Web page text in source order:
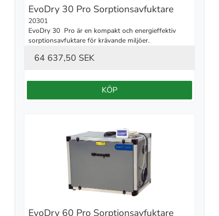
EvoDry 30 Pro Sorptionsavfuktare
20301
EvoDry 30  Pro är en kompakt och energieffektiv
sorptionsavfuktare för krävande miljöer.
64 637,50 SEK
KÖP
EvoDry 60 Pro Sorptionsavfuktare